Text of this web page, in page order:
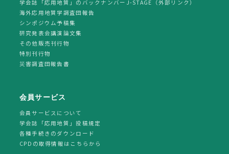
学会誌「応用地質」のバックナンバーJ-STAGE（外部リンク）
海外応用地質学調査団報告
シンポジウム予稿集
研究発表会講演論文集
その他販売刊行物
特別刊行物
災害調査団報告書
会員サービス
会員サービスについて
学会誌「応用地質」投稿規定
各種手続きのダウンロード
CPDの取得情報はこちらから